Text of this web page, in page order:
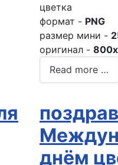
формат - PNG
размер мини -
оригинал -
Read more …
днём